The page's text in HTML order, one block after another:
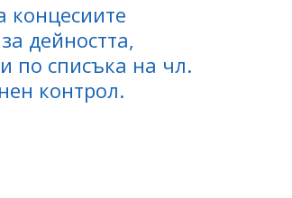
концесиите
дейността,
по списъка на чл.
контрол.